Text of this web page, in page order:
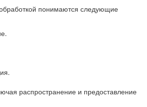
понимаются следующие
распространение и предоставление